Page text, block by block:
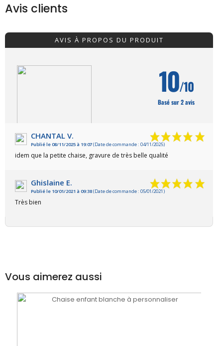
Avis clients
AVIS À PROPOS DU PRODUIT
VOIR L'ATTESTATION
10/10
Basé sur 2 avis
CHANTAL V.
Publié le 08/11/2025 à 19:07(Date de commande : 04/11/2025)
idem que la petite chaise, gravure de très belle qualité
Ghislaine E.
Publié le 10/01/2021 à 09:38(Date de commande : 05/01/2021)
Très bien
Vous aimerez aussi